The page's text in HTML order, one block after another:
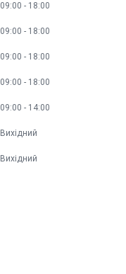
09:00 18:00
09:00 18:00
09:00 18:00
09:00 18:00
09:00 14:00
Вихідний
Вихідний